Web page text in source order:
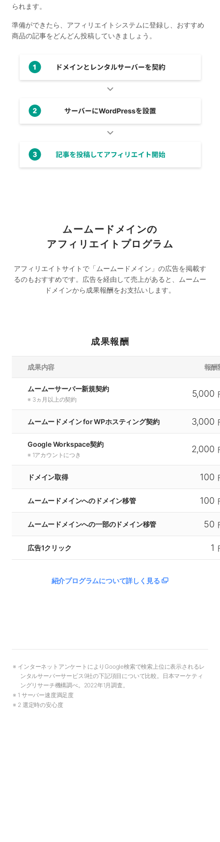
られます。
準備ができたら、アフィリエイトシステムに登録し、おすすめ
商品の記事をどんどん投稿していきましょう。
ムームードメインの
アフィリエイトプログラム
アフィリエイトサイトで「ムームードメイン」の広告を掲載す
るのもおすすめです。 広告を経由して売上があると、ムームー
ドメインから成果報酬をお支払いします。
成果報酬
成果内容 報酬
ムームーサーバー新規契約
※ 3ヵ月以上の契約
5,000
ムームードメイン for WPホスティング契約 3,000
Google Workspace契約
※ 1アカウントにつき
2,000
ドメイン取得 100
ムームードメインへのドメイン移管 100
ムームードメインへの一部のドメイン移管 50
広告1クリック 1
紹介プログラムについて詳しく見る
インターネットアンケートによりGoogle検索で検索上位に表示されるレ
ンタルサーバーサービス9社の下記項目について比較。日本マーケティ
ングリサーチ機構調べ。2022年1月調査。
1 サーバー速度満足度
2 選定時の安心度